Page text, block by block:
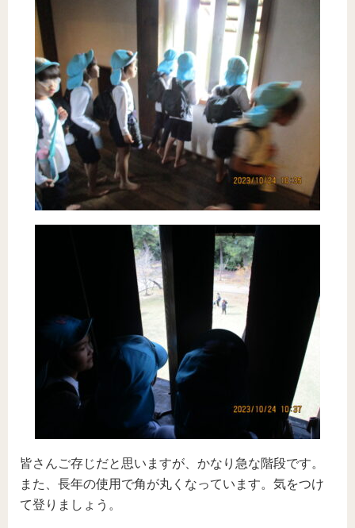
皆さんご存じだと思いますが、かなり急な階段です。
また、長年の使用で角が丸くなっています。気をつけ
て登りましょう。